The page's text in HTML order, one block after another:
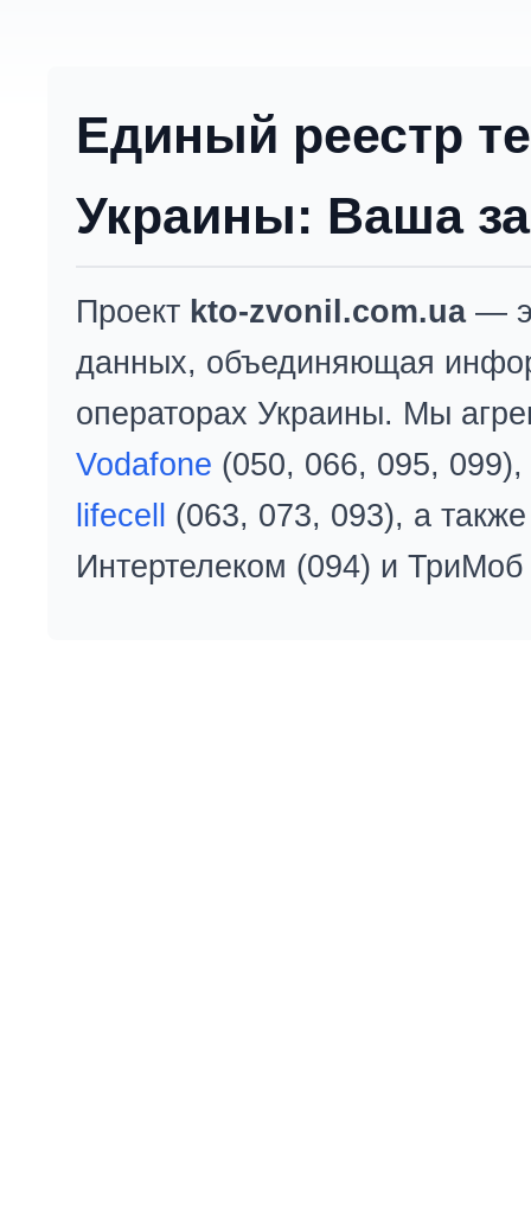
Единый реестр
Украины: Ваша
Проект kto-zvonil.com.ua—
данных, объединяющая
операторах Украины. Мы
Vodafone (050, 066, 095, 099),
lifecell
(063, 073, 093), а
Интертелеком (094) и ТриМоб